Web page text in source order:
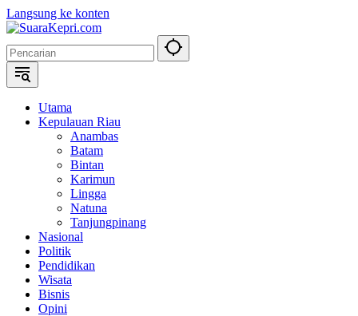
Langsung ke konten
Utama
Kepulauan Riau
Anambas
Batam
Bintan
Karimun
Lingga
Natuna
Tanjungpinang
Nasional
Politik
Pendidikan
Wisata
Bisnis
Opini